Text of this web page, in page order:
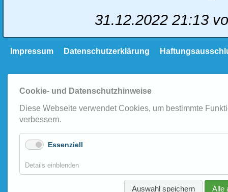
31.12.2022 21:13
Navigation
Impressum Datenschutzerklärung
Cookie- und Datenschutzhinweise
Diese Webseite verwendet Cookies, um bestimmte
verbessern.
Essenziell
Details einblendenfür
Essenziell
Auswahl speichern Alle